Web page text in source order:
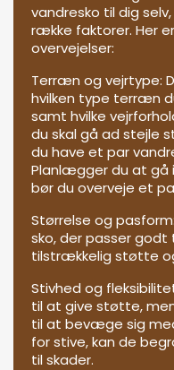
vandresko til dig
række faktorer. Her
overvejelser:
Terræn og vejrtype:
hvilken type terræn
samt hvilke
du skal gå ad stejle
du have et par
Planlægger du at gå
bør du overveje et
Størrelse og
sko, der passer
tilstrækkelig støtte
Stivhed og
til at give støtte,
til at bevæge sig
for stive, kan de
til skader.